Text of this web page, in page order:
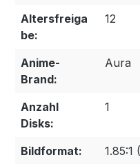
Altersfreiga
be:
12
Anime-
Brand:
Aura
Anzahl
Disks:
1
Bildformat:
1.85:1